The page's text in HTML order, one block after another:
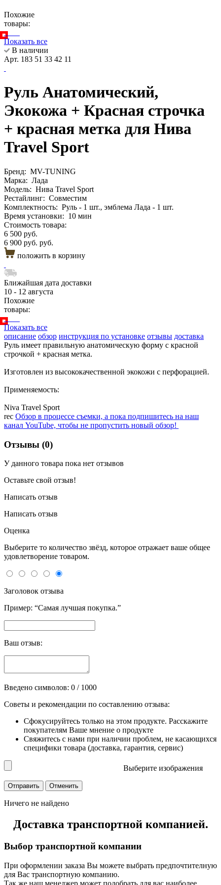
Похожие
товары:
Показать все
В наличии
Арт. 183 51 33 42 11
Руль Анатомический,
Экокожа + Красная строчка
+ красная метка для Нива
Travel Sport
Бренд: MV-TUNING
Марка: Лада
Модель: Нива Travel Sport
Рестайлинг: Совместим
Комплектность: Руль - 1 шт., эмблема Лада - 1 шт.
Время установки: 10 мин
Стоимость товара:
6 500 руб.
6 900 руб. руб.
положить в корзину
Ближайшая дата доставки
10 - 12 августа
Похожие
товары:
Показать все
описание обзор инструкция по установке отзывы доставка
Руль имеет правильную анатомическую форму с красной
строчкой + красная метка.
Изготовлен из высококачественной экокожи с перфорацией.
Применяемость:
Niva Travel Sport
rec Обзор в процессе съемки, а пока подпишитесь на наш
канал YouTube, чтобы не пропустить новый обзор!
Отзывы (0)
У данного товара пока нет отзывов
Оставьте свой отзыв!
Написать отзыв
Написать отзыв
Оценка
Выберите то количество звёзд, которое отражает ваше общее
удовлетворение товаром.
Заголовок отзыва
Пример: “Самая лучшая покупка.”
Ваш отзыв:
Введено символов: 0 / 1000
Советы и рекомендации по составлению отзыва:
Сфокусируйтесь только на этом продукте. Расскажите
покупателям Ваше мнение о продукте
Свяжитесь с нами при наличии проблем, не касающихся
специфики товара (доставка, гарантия, сервис)
Выберите изображения
Ничего не найдено
Доставка транспортной компанией.
Выбор транспортной компании
При оформлении заказа Вы можете выбрать предпочтителную
для Вас транспортную компанию.
Так же наш менеджер может подобрать для вас наиболее